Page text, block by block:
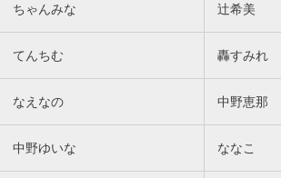
ちゃんみな 辻希美
てんちむ 轟すみれ
なえなの 中野恵那
中野ゆいな ななこ